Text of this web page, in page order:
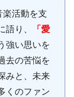
楽活動を支
り、
「愛
強い思いを
去の苦悩を
みと、未来
くのファン